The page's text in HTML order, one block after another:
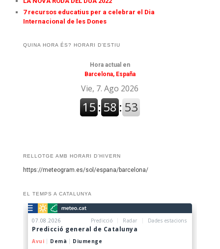
7 recursos educatius per a celebrar el Dia
Internacional de les Dones
QUINA HORA ÉS? HORARI D’ESTIU
Hora actual en
Barcelona, España
RELLOTGE AMB HORARI D’HIVERN
https://meteogram.es/sol/espana/barcelona/
EL TEMPS A CATALUNYA